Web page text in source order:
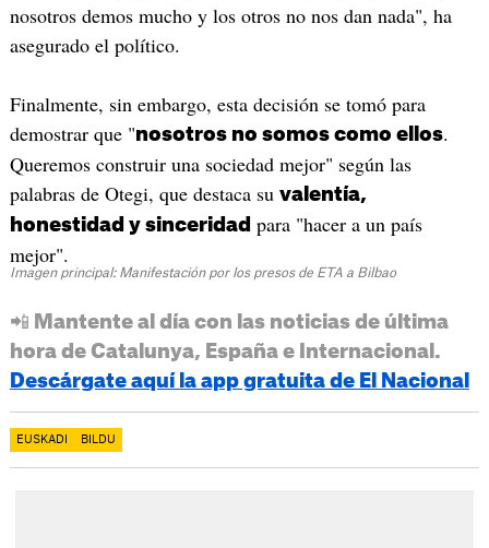
nosotros demos mucho y los otros no nos dan nada", ha
asegurado el político.
Finalmente, sin embargo, esta decisión se tomó para
demostrar que "nosotros no somos como ellos.
Queremos construir una sociedad mejor" según las
palabras de Otegi, que destaca su valentía,
honestidad y sinceridad para "hacer a un país
mejor".
Imagen principal: Manifestación por los presos de ETA a Bilbao
📲 Mantente al día con las noticias de última
hora de Catalunya, España e Internacional.
Descárgate aquí la app gratuita de El Nacional
EUSKADI BILDU